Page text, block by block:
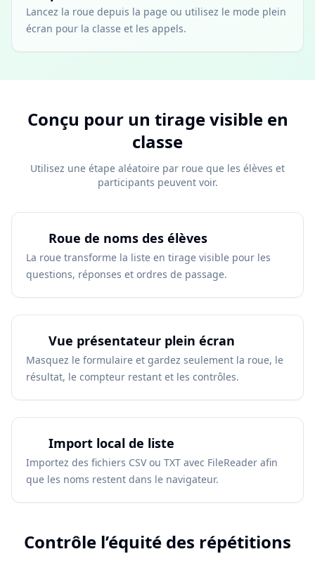
Lancez la roue depuis la page ou utilisez le mode plein
écran pour la classe et les appels.
Conçu pour un tirage visible en
classe
Utilisez une étape aléatoire par roue que les élèves et
participants peuvent voir.
Roue de noms des élèves
La roue transforme la liste en tirage visible pour les
questions, réponses et ordres de passage.
Vue présentateur plein écran
Masquez le formulaire et gardez seulement la roue, le
résultat, le compteur restant et les contrôles.
Import local de liste
Importez des fichiers CSV ou TXT avec FileReader afin
que les noms restent dans le navigateur.
Contrôle l’équité des répétitions